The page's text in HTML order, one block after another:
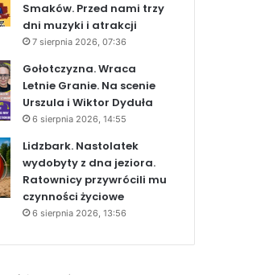
Smaków. Przed nami trzy
dni muzyki i atrakcji
7 sierpnia 2026, 07:36
Gołotczyzna. Wraca
Letnie Granie. Na scenie
Urszula i Wiktor Dyduła
6 sierpnia 2026, 14:55
Lidzbark. Nastolatek
wydobyty z dna jeziora.
Ratownicy przywrócili mu
czynności życiowe
6 sierpnia 2026, 13:56